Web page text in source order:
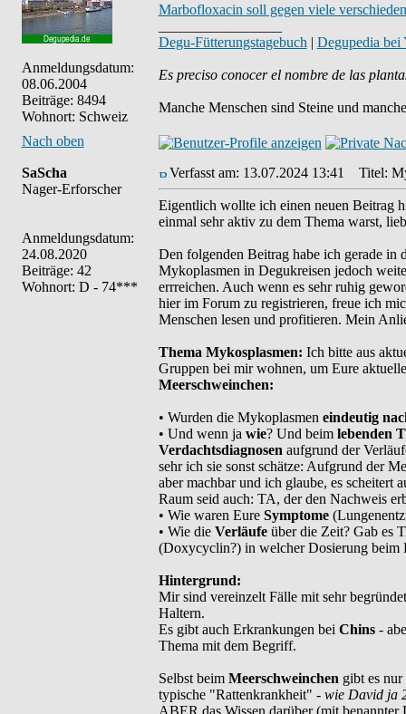
Anmeldungsdatum:
08.06.2004
Beiträge: 8494
Wohnort: Schweiz
Marbofloxacin soll gegen viele
Degu-Fütterungstagebuch | Degupedia bei
Es preciso conocer el nombre de las
Manche Menschen sind Steine und
Nach oben
SaScha
Nager-Erforscher
Anmeldungsdatum:
24.08.2020
Beiträge: 42
Wohnort: D - 74***
Verfasst am: 13.07.2024 13:41 Titel:
Eigentlich wollte ich einen neuen Beitrag
einmal sehr aktiv zu dem Thema warst,
Den folgenden Beitrag habe ich gerade in
Mykoplasmen in Degukreisen jedoch
errreichen. Auch wenn es sehr ruhig
hier im Forum zu registrieren, freue ich
Menschen lesen und profitieren. Mein
Thema Mykosplasmen: Ich bitte aus
Gruppen bei mir wohnen, um Eure
Meerschweinchen:
• Wurden die Mykoplasmen eindeutig
• Und wenn ja wie? Und beim lebenden
Verdachtsdiagnosen aufgrund der
sehr ich sie sonst schätze: Aufgrund der
aber machbar und ich glaube, es scheitert
Raum seid auch: TA, der den Nachweis
• Wie waren Eure Symptome
• Wie die Verläufeüber die Zeit? Gab es
(Doxycyclin?) in welcher Dosierung beim
Hintergrund:
Mir sind vereinzelt Fälle mit sehr
Haltern.
Es gibt auch Erkrankungen bei Chins -
Thema mit dem Begriff.
Selbst beim Meerschweinchen gibt es
typische "Rattenkrankheit" - wie David ja
ABER das Wissen darüber (mit